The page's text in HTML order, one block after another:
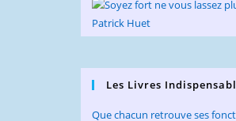
Les Livres
Que chacun retrouve ses